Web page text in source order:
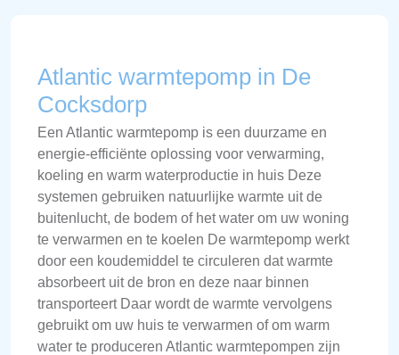
Atlantic warmtepomp in De
Cocksdorp
Een Atlantic warmtepomp is een duurzame en
energie-efficiënte oplossing voor verwarming,
koeling en warm waterproductie in huis Deze
systemen gebruiken natuurlijke warmte uit de
buitenlucht, de bodem of het water om uw woning
te verwarmen en te koelen De warmtepomp werkt
door een koudemiddel te circuleren dat warmte
absorbeert uit de bron en deze naar binnen
transporteert Daar wordt de warmte vervolgens
gebruikt om uw huis te verwarmen of om warm
water te produceren Atlantic warmtepompen zijn